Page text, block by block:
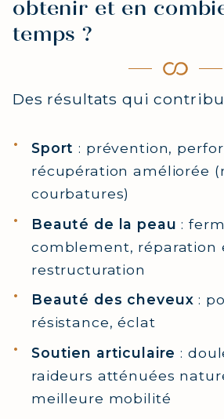
obtenir et en
temps ?
Des résultats qui
Sport : prévention,
récupération améliorée
courbatures)
Beauté de la peau :
comblement, réparation
restructuration
Beauté des cheveux :
résistance, éclat
Soutien articulaire :
raideurs atténuées
meilleure mobilité